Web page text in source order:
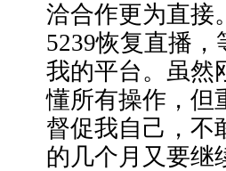
洽合作更为直接
5239恢复直播
我的平台。虽然
懂所有操作，但
督促我自己，不
的几个月又要继